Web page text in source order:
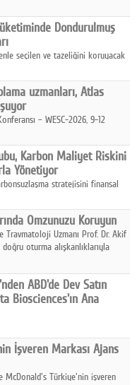
deneyimi arasında köprü
uluslararası pazarlara açılıyor.
Dondurulmuş
seçilen ve tazeliğini koruyacak
alternatif sunuyor.
uzmanları, Atlas
– WESC-2026, 9-12
Karbon Maliyet Riskini
Yönetiyor
stratejisini finansal
Omzunuzu Koruyun
Travmatoloji Uzmanı Prof. Dr. Akif
oturma alışkanlıklarıyla
ABD'de Dev Satın
Biosciences'ın Ana
taşıyan satın alma hamlesini
İşveren Markası Ajans
McDonald's Türkiye'nin işveren